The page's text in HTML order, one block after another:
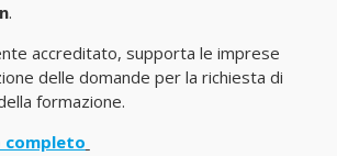
.
accreditato, supporta le imprese
delle domande per la richiesta di
formazione.
completo